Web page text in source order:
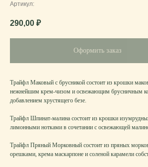
Артикул:
290,00 ₽
Оформить заказ
Трайфл Маковый с брусникой состоит из крошки
нежнейшим крем-чизом и освежающим брусничным
добавлением хрустящего безе.
Трайфл Шпинат-малина состоит из крошки
лимонными нотками в сочетании с освежающей
Трайфл Пряный Морковный состоит из пряных
орешками, крема маскарпоне и соленой карамели